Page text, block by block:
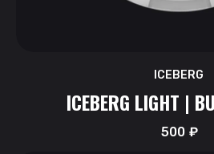
ICEBERG
ICEBERG LIGHT |
500₽